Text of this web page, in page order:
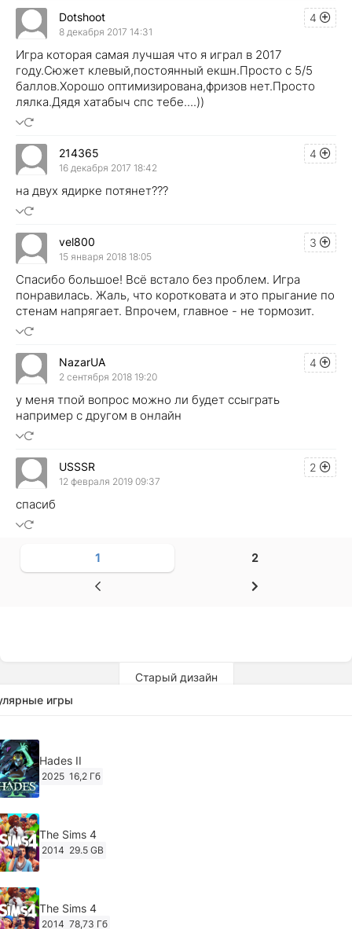
4
Dotshoot
8 декабря 2017 14:31
Игра которая самая лучшая что я играл в 2017
году.Сюжет клевый,постоянный екшн.Просто с 5/5
баллов.Хорошо оптимизирована,фризов нет.Просто
лялка.Дядя хатабыч спс тебе....))
4
214365
16 декабря 2017 18:42
на двух ядирке потянет???
3
vel800
15 января 2018 18:05
Спасибо большое! Всё встало без проблем. Игра
понравилась. Жаль, что коротковата и это прыгание по
стенам напрягает. Впрочем, главное - не тормозит.
4
NazarUA
2 сентября 2018 19:20
у меня тпой вопрос можно ли будет ссыграть
например с другом в онлайн
2
USSSR
12 февраля 2019 09:37
спасиб
1 2
Старый дизайн
игры
Hades II
2025 16,2 Гб
The Sims 4
2014 29.5 GB
The Sims 4
2014 78,73 Гб